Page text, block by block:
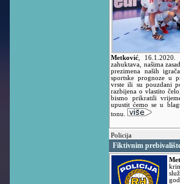
Metković
16.1.2020.
zahuktava, našima
prezimena naših
sportske prognoze u
vrste ili su pouzdani
razbijena o vlastito
bismo prikratili
upustit ćemo se u
tonu.
Policija
Fiktivnim